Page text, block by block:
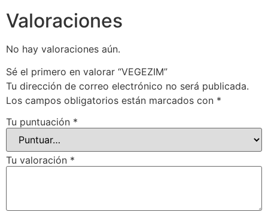
Valoraciones
No hay valoraciones aún.
Sé el primero en valorar “VEGEZIM”
Tu dirección de correo electrónico no será publicada.
Los campos obligatorios están marcados con *
Tu puntuación *
Tu valoración *